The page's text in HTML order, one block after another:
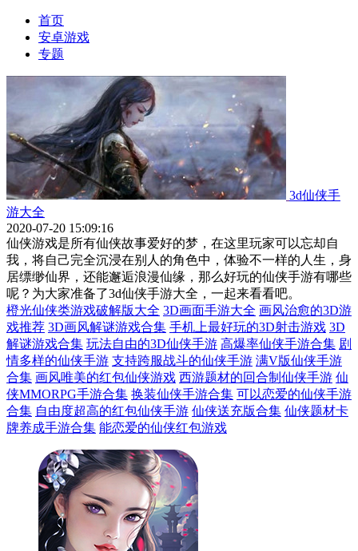
首页
安卓游戏
专题
3d仙侠手
游大全
2020-07-20 15:09:16
仙侠游戏是所有仙侠故事爱好的梦，在这里玩家可以忘却自
我，将自己完全沉浸在别人的角色中，体验不一样的人生，身
居缥缈仙界，还能邂逅浪漫仙缘，那么好玩的仙侠手游有哪些
呢？为大家准备了3d仙侠手游大全，一起来看看吧。
橙光仙侠类游戏破解版大全 3D画面手游大全 画风治愈的3D游
戏推荐 3D画风解谜游戏合集 手机上最好玩的3D射击游戏 3D
解谜游戏合集 玩法自由的3D仙侠手游 高爆率仙侠手游合集 剧
情多样的仙侠手游 支持跨服战斗的仙侠手游 满V版仙侠手游
合集 画风唯美的红包仙侠游戏 西游题材的回合制仙侠手游 仙
侠MMORPG手游合集 换装仙侠手游合集 可以恋爱的仙侠手游
合集 自由度超高的红包仙侠手游 仙侠送充版合集 仙侠题材卡
牌养成手游合集 能恋爱的仙侠红包游戏